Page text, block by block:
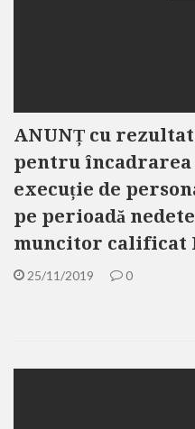
ANUNȚ cu
pentru încadrarea
execuție de
pe perioadă
muncitor calificat
25/11/2019 0